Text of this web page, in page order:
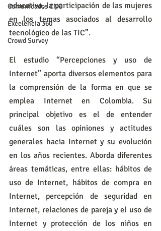
Comunicados CNC
Excelencia 360
Crowd Survey
educativo, la participación de las mujeres
en los temas asociados al desarrollo
tecnológico de las TIC”.
El estudio “Percepciones y uso de
Internet” aporta diversos elementos para
la comprensión de la forma en que se
emplea Internet en Colombia. Su
principal objetivo es el de entender
cuáles son las opiniones y actitudes
generales hacia Internet y su evolución
en los años recientes. Aborda diferentes
áreas temáticas, entre ellas: hábitos de
uso de Internet, hábitos de compra en
Internet, percepción de seguridad en
Internet, relaciones de pareja y el uso de
Internet y protección de los niños en